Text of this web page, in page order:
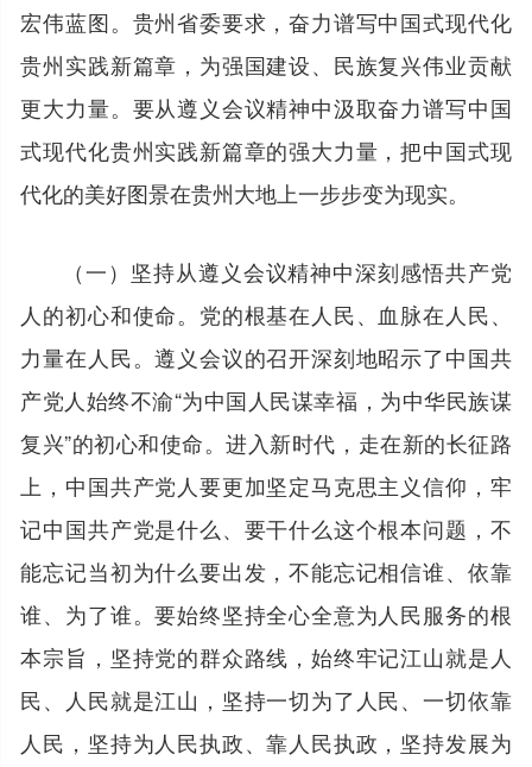
宏伟蓝图。贵州省委要求，奋力谱写中国式现代化
贵州实践新篇章，为强国建设、民族复兴伟业贡献
更大力量。要从遵义会议精神中汲取奋力谱写中国
式现代化贵州实践新篇章的强大力量，把中国式现
代化的美好图景在贵州大地上一步步变为现实。
（一）坚持从遵义会议精神中深刻感悟共产党
人的初心和使命。党的根基在人民、血脉在人民、
力量在人民。遵义会议的召开深刻地昭示了中国共
产党人始终不渝“为中国人民谋幸福，为中华民族谋
复兴”的初心和使命。进入新时代，走在新的长征路
上，中国共产党人要更加坚定马克思主义信仰，牢
记中国共产党是什么、要干什么这个根本问题，不
能忘记当初为什么要出发，不能忘记相信谁、依靠
谁、为了谁。要始终坚持全心全意为人民服务的根
本宗旨，坚持党的群众路线，始终牢记江山就是人
民、人民就是江山，坚持一切为了人民、一切依靠
人民，坚持为人民执政、靠人民执政，坚持发展为